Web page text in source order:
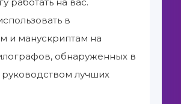
в
и манускриптам на
обнаруженных в
лучших